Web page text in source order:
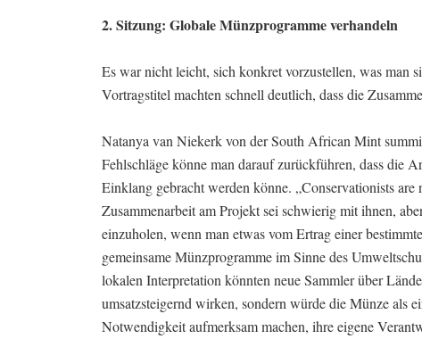
2. Sitzung: Globale Münzprogramme verhandeln
Es war nicht leicht, sich konkret vorzustellen, was man
Vortragstitel machten schnell deutlich, dass die
Natanya van Niekerk von der South African Mint
Fehlschläge könne man darauf zurückführen, dass die
Einklang gebracht werden könne. „Conservationists
Zusammenarbeit am Projekt sei schwierig mit ihnen,
einzuholen, wenn man etwas vom Ertrag einer
gemeinsame Münzprogramme im Sinne des
lokalen Interpretation könnten neue Sammler über
umsatzsteigernd wirken, sondern würde die Münze als
Notwendigkeit aufmerksam machen, ihre eigene